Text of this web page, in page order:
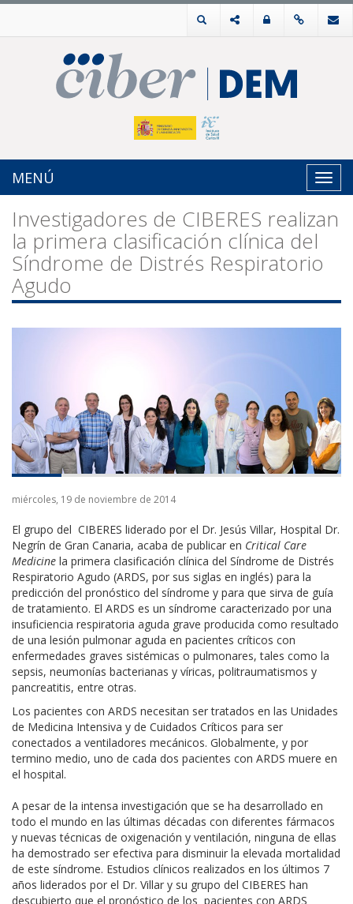
MENÚ
Investigadores de CIBERES realizan
la primera clasificación clínica del
Síndrome de Distrés Respiratorio
Agudo
miércoles, 19 de noviembre de 2014
El grupo del CIBERES liderado por el Dr. Jesús Villar, Hospital Dr.
Negrín de Gran Canaria, acaba de publicar en Critical Care
Medicine la primera clasificación clínica del Síndrome de Distrés
Respiratorio Agudo (ARDS, por sus siglas en inglés) para la
predicción del pronóstico del síndrome y para que sirva de guía
de tratamiento. El ARDS es un síndrome caracterizado por una
insuficiencia respiratoria aguda grave producida como resultado
de una lesión pulmonar aguda en pacientes críticos con
enfermedades graves sistémicas o pulmonares, tales como la
sepsis, neumonías bacterianas y víricas, politraumatismos y
pancreatitis, entre otras.
Los pacientes con ARDS necesitan ser tratados en las Unidades
de Medicina Intensiva y de Cuidados Críticos para ser
conectados a ventiladores mecánicos. Globalmente, y por
termino medio, uno de cada dos pacientes con ARDS muere en
el hospital.
A pesar de la intensa investigación que se ha desarrollado en
todo el mundo en las últimas décadas con diferentes fármacos
y nuevas técnicas de oxigenación y ventilación, ninguna de ellas
ha demostrado ser efectiva para disminuir la elevada mortalidad
de este síndrome. Estudios clínicos realizados en los últimos 7
años liderados por el Dr. Villar y su grupo del CIBERES han
descubierto que el pronóstico de los pacientes con ARDS